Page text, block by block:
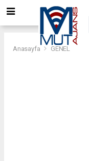
Anasayfa GENEL